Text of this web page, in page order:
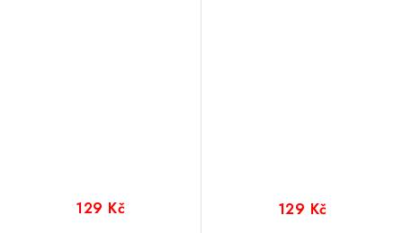
129 Kč 129 Kč